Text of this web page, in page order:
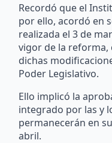
Recordó que el
por ello, acordó en
realizada el 3 de
vigor de la reforma,
dichas
Poder Legislativo.
Ello implicó la
integrado por las y
permanecerán en
abril.